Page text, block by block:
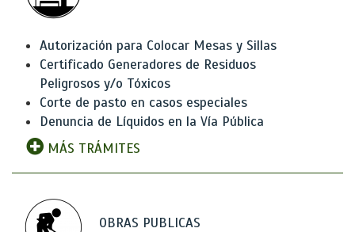
Autorización para Colocar Mesas y Sillas
Certificado Generadores de Residuos
Peligrosos y/o Tóxicos
Corte de pasto en casos especiales
Denuncia de Líquidos en la Vía Pública
MÁS TRÁMITES
OBRAS PUBLICAS